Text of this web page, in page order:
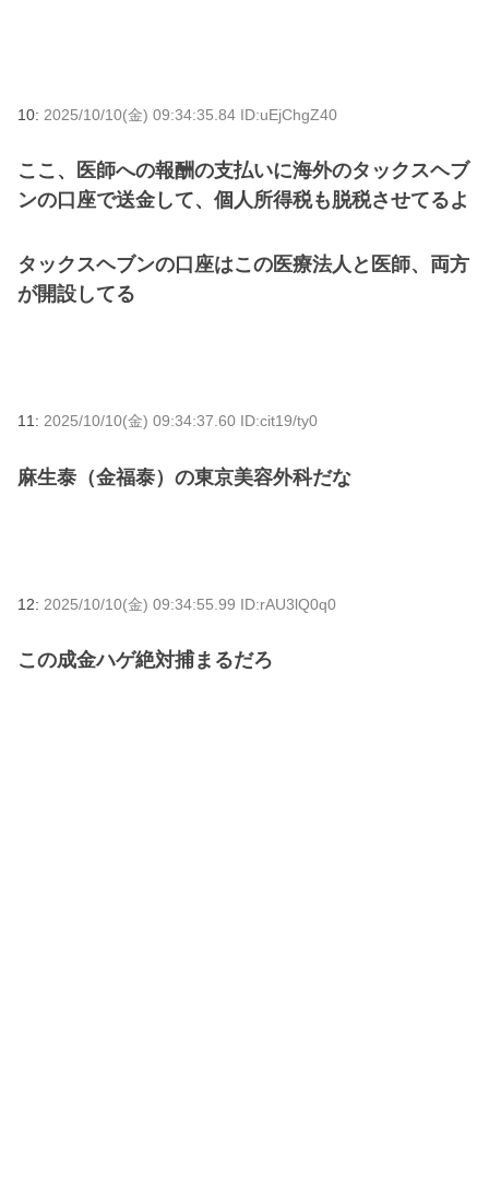
10: 2025/10/10(金) 09:34:35.84 ID:uEjChgZ40
ここ、医師への報酬の支払いに海外のタックスヘブ
ンの口座で送金して、個人所得税も脱税させてるよ
タックスヘブンの口座はこの医療法人と医師、両方
が開設してる
11: 2025/10/10(金) 09:34:37.60 ID:cit19/ty0
麻生泰（金福泰）の東京美容外科だな
12: 2025/10/10(金) 09:34:55.99 ID:rAU3lQ0q0
この成金ハゲ絶対捕まるだろ